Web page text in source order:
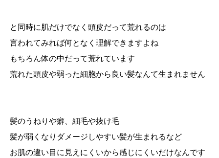
と同時に肌だけでなく頭皮だって荒れるのは
言われてみれば何となく理解できますよね
もちろん体の中だって荒れています
荒れた頭皮や弱った細胞から良い髪なんて生まれません
髪のうねりや癖、細毛や抜け毛
髪が弱くなりダメージしやすい髪が生まれるなど
お肌の違い目に見えにくいから感じにくいだけなんです